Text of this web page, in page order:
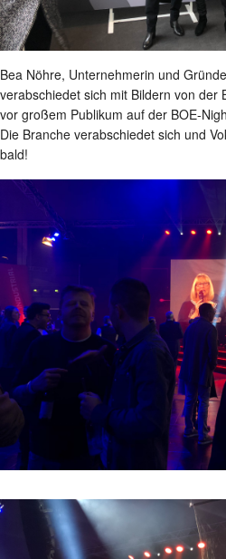
Bea Nöhre, Unternehmerin und
verabschiedet sich mit Bildern von der
vor großem Publikum auf der BOE-
Die Branche verabschiedet sich und
bald!